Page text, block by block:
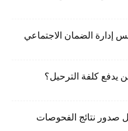
يدفع كلفة الترحيل؟
صدور نتائج الفحوصات